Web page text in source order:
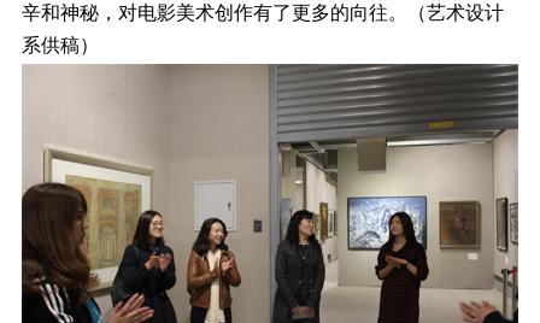
辛和神秘，对电影美术创作有了更多的向往。（艺术设计
系供稿）